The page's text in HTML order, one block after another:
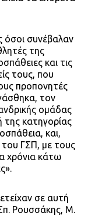
όσοι συνέβαλαν
της
και τις
τους, που
προπονητές
τον
ομάδας
κατηγορίας
και,
του ΓΣΠ, με τους
χρόνια κάτω
σε αυτή
Σπ. Ρουσσάκης, Μ.